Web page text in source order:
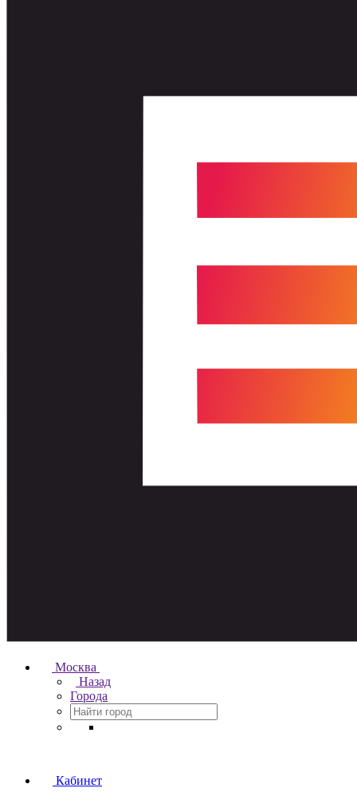
Москва
Назад
Города
Кабинет